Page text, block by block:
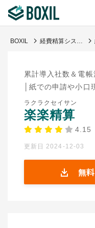
診断から探す(β版)
記事から探す
BOXIL 経費精算システム比較おすすめ18選 | タイプ図解や料金表と選び方
累計導入社数＆電
│紙での申請や小口
ラクラクセイサン
楽楽精算
4.15
更新日 2024-12-03
無